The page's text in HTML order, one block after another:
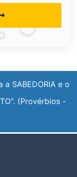
SABEDORIA e o
(Provérbios -